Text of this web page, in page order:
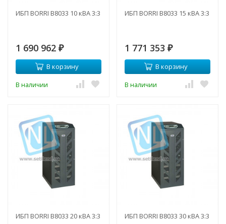
ИБП BORRI B8033 10 кВА 3:3
1 690 962 ₽
В корзину
В наличии
ИБП BORRI B8033 15 кВА 3:3
1 771 353 ₽
В корзину
В наличии
ИБП BORRI B8033 20 кВА 3:3 ИБП BORRI B8033 30 кВА 3:3